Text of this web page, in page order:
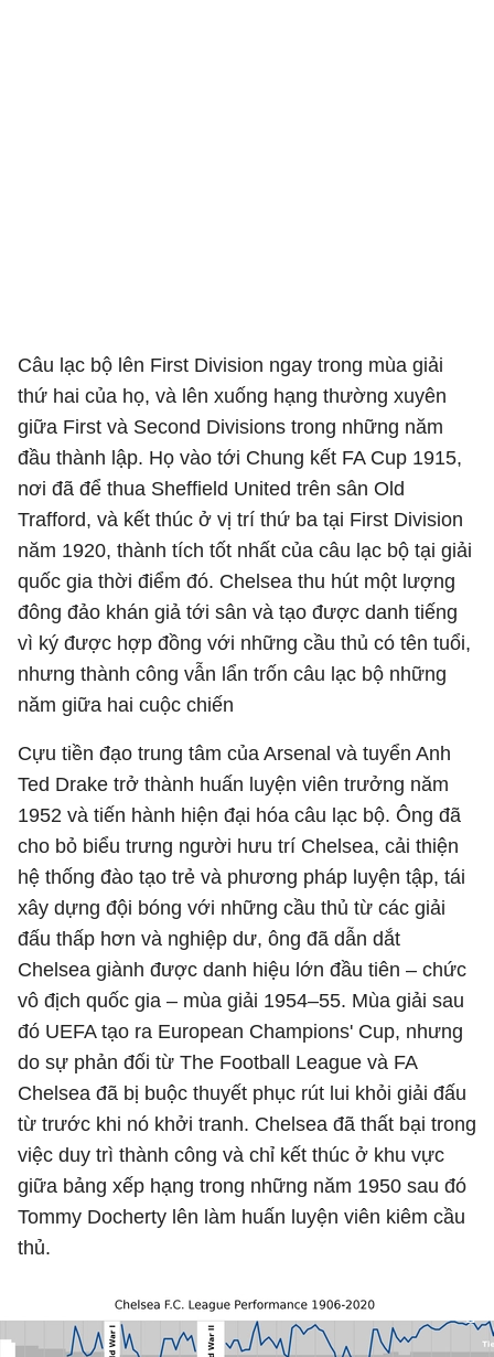
Câu lạc bộ lên First Division ngay trong mùa giải
thứ hai của họ, và lên xuống hạng thường xuyên
giữa First và Second Divisions trong những năm
đầu thành lập. Họ vào tới Chung kết FA Cup 1915,
nơi đã để thua Sheffield United trên sân Old
Trafford, và kết thúc ở vị trí thứ ba tại First Division
năm 1920, thành tích tốt nhất của câu lạc bộ tại giải
quốc gia thời điểm đó. Chelsea thu hút một lượng
đông đảo khán giả tới sân và tạo được danh tiếng
vì ký được hợp đồng với những cầu thủ có tên tuổi,
nhưng thành công vẫn lẩn trốn câu lạc bộ những
năm giữa hai cuộc chiến
Cựu tiền đạo trung tâm của Arsenal và tuyển Anh
Ted Drake trở thành huấn luyện viên trưởng năm
1952 và tiến hành hiện đại hóa câu lạc bộ. Ông đã
cho bỏ biểu trưng người hưu trí Chelsea, cải thiện
hệ thống đào tạo trẻ và phương pháp luyện tập, tái
xây dựng đội bóng với những cầu thủ từ các giải
đấu thấp hơn và nghiệp dư, ông đã dẫn dắt
Chelsea giành được danh hiệu lớn đầu tiên – chức
vô địch quốc gia – mùa giải 1954–55. Mùa giải sau
đó UEFA tạo ra European Champions' Cup, nhưng
do sự phản đối từ The Football League và FA
Chelsea đã bị buộc thuyết phục rút lui khỏi giải đấu
từ trước khi nó khởi tranh. Chelsea đã thất bại trong
việc duy trì thành công và chỉ kết thúc ở khu vực
giữa bảng xếp hạng trong những năm 1950 sau đó
Tommy Docherty lên làm huấn luyện viên kiêm cầu
thủ.